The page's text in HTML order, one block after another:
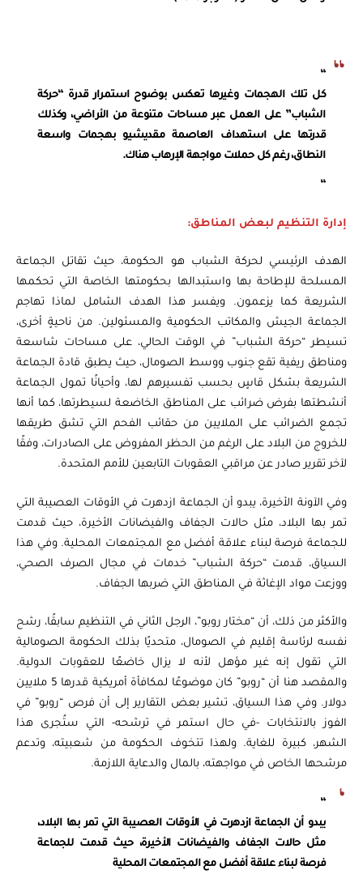
كل تلك الهجمات وغيرها تعكس بوضوح استمرار قدرة “حركة
الشباب” على العمل عبر مساحات متنوعة من الأراضي، وكذلك
قدرتها على استهداف العاصمة مقديشيو بهجمات واسعة
النطاق، رغم كل حملات مواجهة الإرهاب هناك.
إدارة التنظيم لبعض المناطق:
الهدف الرئيسي لحركة الشباب هو الحكومة، حيث تقاتل الجماعة
المسلحة للإطاحة بها واستبدالها بحكومتها الخاصة التي تحكمها
الشريعة كما يزعمون. ويفسر هذا الهدف الشامل لماذا تهاجم
الجماعة الجيش والمكاتب الحكومية والمسئولين. من ناحيةٍ أخرى،
تسيطر “حركة الشباب” في الوقت الحالي، على مساحات شاسعة
ومناطق ريفية تقع جنوب ووسط الصومال، حيث يطبق قادة الجماعة
الشريعة بشكل قاسٍ بحسب تفسيرهم لها، وأحيانًا تمول الجماعة
أنشطتها بفرض ضرائب على المناطق الخاضعة لسيطرتها، كما أنها
تجمع الضرائب على الملايين من حقائب الفحم التي تشق طريقها
للخروج من البلاد على الرغم من الحظر المفروض على الصادرات، وفقًا
لآخر تقرير صادر عن مراقبي العقوبات التابعين للأمم المتحدة.
وفي الآونة الأخيرة، يبدو أن الجماعة ازدهرت في الأوقات العصيبة التي
تمر بها البلاد، مثل حالات الجفاف والفيضانات الأخيرة، حيث قدمت
للجماعة فرصة لبناء علاقة أفضل مع المجتمعات المحلية. وفي هذا
السياق، قدمت “حركة الشباب” خدمات في مجال الصرف الصحي،
ووزعت مواد الإغاثة في المناطق التي ضربها الجفاف.
والأكثر من ذلك، أن “مختار روبو”، الرجل الثاني في التنظيم سابقًا، رشح
نفسه لرئاسة إقليم في الصومال، متحديًا بذلك الحكومة الصومالية
التي تقول إنه غير مؤهل لأنه لا يزال خاضعًا للعقوبات الدولية.
والمقصد هنا أن “روبو” كان موضوعًا لمكافأة أمريكية قدرها 5 ملايين
دولار. وفي هذا السياق، تشير بعض التقارير إلى أن فرص “روبو” في
الفوز بالانتخابات -في حال استمر في ترشحه- التي ستُجرى هذا
الشهر، كبيرة للغاية. ولهذا تتخوف الحكومة من شعبيته، وتدعم
مرشحها الخاص في مواجهته، بالمال والدعاية اللازمة.
يبدو أن الجماعة ازدهرت في الأوقات العصيبة التي تمر بها البلاد،
مثل حالات الجفاف والفيضانات الأخيرة، حيث قدمت للجماعة
فرصة لبناء علاقة أفضل مع المجتمعات المحلية